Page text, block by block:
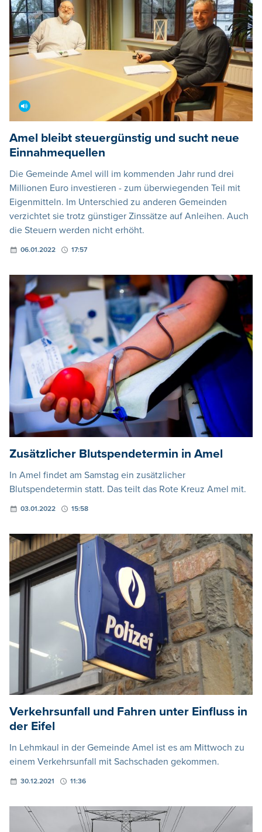
Amel bleibt steuergünstig und sucht neue
Einnahmequellen
Die Gemeinde Amel will im kommenden Jahr rund drei
Millionen Euro investieren - zum überwiegenden Teil mit
Eigenmitteln. Im Unterschied zu anderen Gemeinden
verzichtet sie trotz günstiger Zinssätze auf Anleihen. Auch
die Steuern werden nicht erhöht.
06.01.2022 17:57
Zusätzlicher Blutspendetermin in Amel
In Amel findet am Samstag ein zusätzlicher
Blutspendetermin statt. Das teilt das Rote Kreuz Amel mit.
03.01.2022 15:58
Verkehrsunfall und Fahren unter Einfluss in
der Eifel
In Lehmkaul in der Gemeinde Amel ist es am Mittwoch zu
einem Verkehrsunfall mit Sachschaden gekommen.
30.12.2021 11:36